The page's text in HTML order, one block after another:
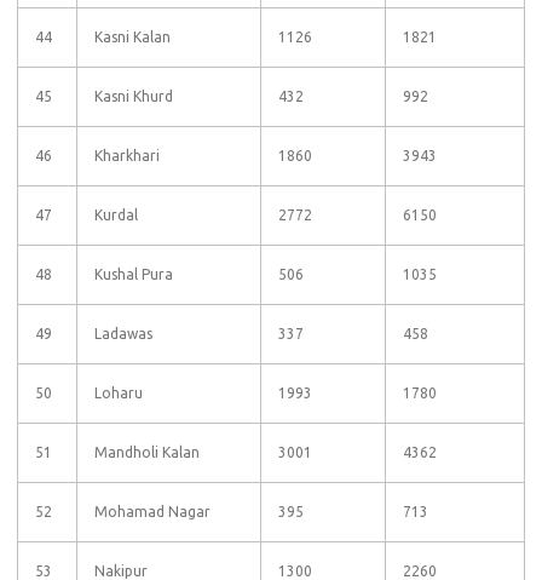
44 Kasni Kalan 1126 1821
45 Kasni Khurd 432 992
46 Kharkhari 1860 3943
47 Kurdal 2772 6150
48 Kushal Pura 506 1035
49 Ladawas 337 458
50 Loharu 1993 1780
51 Mandholi Kalan 3001 4362
52 Mohamad Nagar 395 713
53 Nakipur 1300 2260